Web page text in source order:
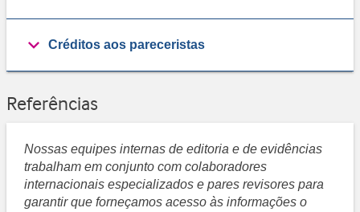
Créditos aos pareceristas
Referências
Nossas equipes internas de editoria e de evidências
trabalham em conjunto com colaboradores
internacionais especializados e pares revisores para
garantir que forneçamos acesso às informações o